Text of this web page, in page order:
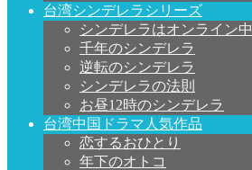
台湾シンデレラシリーズ
シンデレラはオンライン中
千年のシンデレラ
逆転のシンデレラ
シンデレラの法則
お昼12時のシンデレラ
台湾中国ドラマ人気作品
恋するおひとり
年下のオトコ